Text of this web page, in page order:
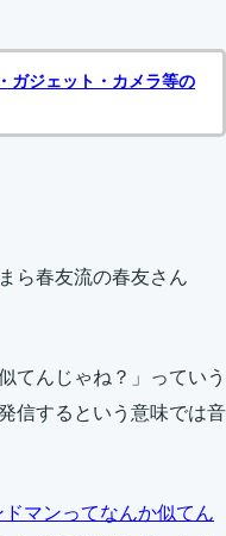
ガジェット・カメラ等の
ら春友流の春友さん
てんじゃね？」っていう
信するという意味では音
マンってなんか似てん